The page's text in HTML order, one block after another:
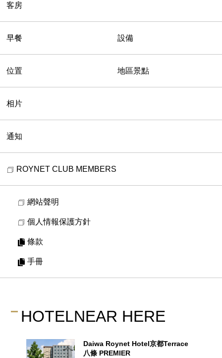
客房
早餐 設備
位置 地區景點
相片
通知
ROYNET CLUB MEMBERS
網站聲明
個人情報保護方針
條款
手冊
HOTELNEAR HERE
Daiwa Roynet Hotel京都Terrace
八條 PREMIER